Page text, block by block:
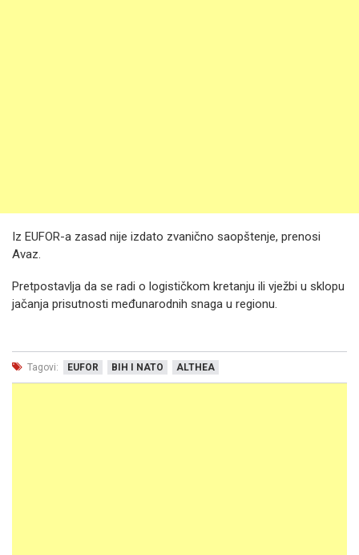
Iz EUFOR-a zasad nije izdato zvanično saopštenje, prenosi
Avaz.
Pretpostavlja da se radi o logističkom kretanju ili vježbi u sklopu
jačanja prisutnosti međunarodnih snaga u regionu.
Tagovi: EUFOR BIH I NATO ALTHEA